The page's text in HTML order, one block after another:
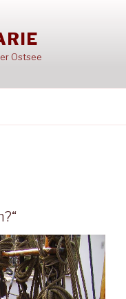
Ostsee